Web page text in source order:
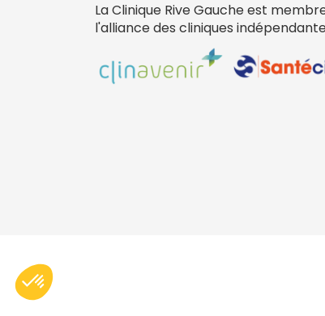
La Clinique Rive Gauche est
l'alliance des cliniques
Notre plateforme vous permet d'adapter et de gérer